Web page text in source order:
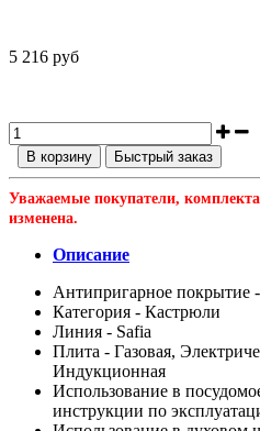
5 216 руб
В корзину Быстрый заказ
Уважаемые покупатели,
изменена.
Описание
Антипригарное покрытие
Категория - Кастрюли
Линия - Safia
Плита - Газовая,
Индукционная
Использование в
инструкции по